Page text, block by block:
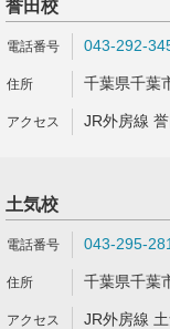
誉田校
043-292-
千葉県千葉
JR外房線
土気校
043-295-
千葉県千葉
JR外房線